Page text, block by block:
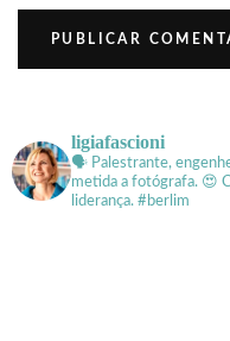
ligiafascioni
🗣 Palestrante,
metida a fotógrafa. 😍
liderança. #berlim